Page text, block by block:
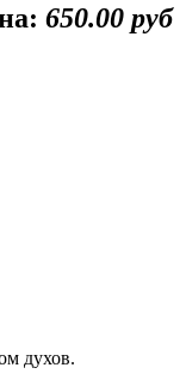
650.00 руб
духов.